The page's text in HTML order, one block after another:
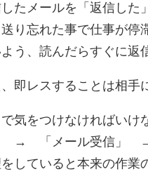
たメールを「返信した
り忘れた事で仕事が停
う、読んだらすぐに返
、即レスすることは相手
で気をつけなければ
→ 「メール受信」 →
していると本来の作業